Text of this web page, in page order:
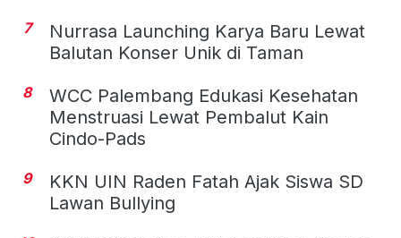
7
Nurrasa Launching Karya Baru Lewat
Balutan Konser Unik di Taman
8
WCC Palembang Edukasi Kesehatan
Menstruasi Lewat Pembalut Kain
Cindo-Pads
9
KKN UIN Raden Fatah Ajak Siswa SD
Lawan Bullying